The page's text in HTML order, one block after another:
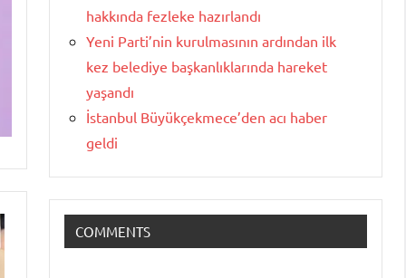
hakkında fezleke hazırlandı
Yeni Parti’nin kurulmasının ardından ilk
kez belediye başkanlıklarında hareket
yaşandı
İstanbul Büyükçekmece’den acı haber
geldi
COMMENTS